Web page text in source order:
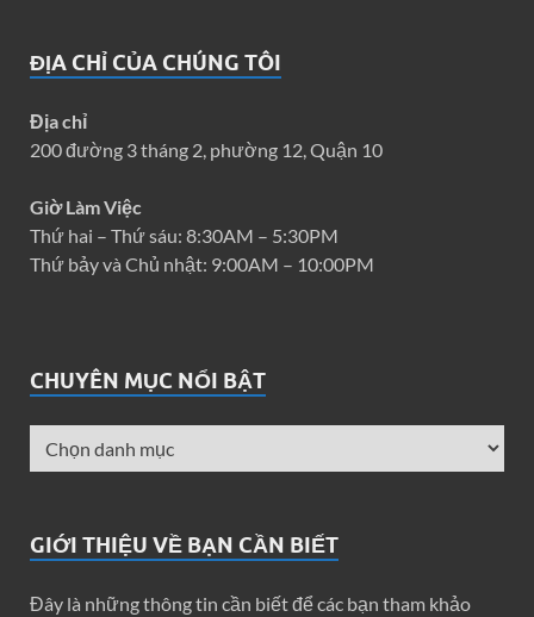
ĐỊA CHỈ CỦA CHÚNG TÔI
Địa chỉ
200 đường 3 tháng 2, phường 12, Quận 10
Giờ Làm Việc
Thứ hai – Thứ sáu: 8:30AM – 5:30PM
Thứ bảy và Chủ nhật: 9:00AM – 10:00PM
CHUYÊN MỤC NỔI BẬT
GIỚI THIỆU VỀ BẠN CẦN BIẾT
Đây là những thông tin cần biết để các bạn tham khảo